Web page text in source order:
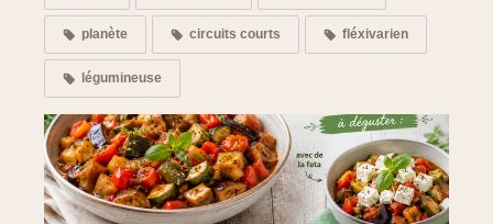
planète circuits courts fléxivarien
légumineuse